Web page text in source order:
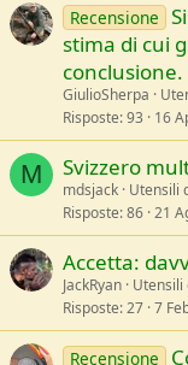
Recensione
stima di cui
conclusione.
GiulioSherpa
Risposte 93 16
M Svizzero
mdsjack Utensili
Risposte 86 21
Accetta:
JackRyan Utensili
Risposte 27 7
Recensione